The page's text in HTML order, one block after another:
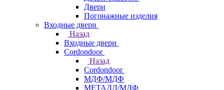
Двери
Погонажные изделия
Входные двери
Назад
Входные двери
Cordondoor
Назад
Cordondoor
МДФ/МДФ
МЕТАЛЛ/МДФ